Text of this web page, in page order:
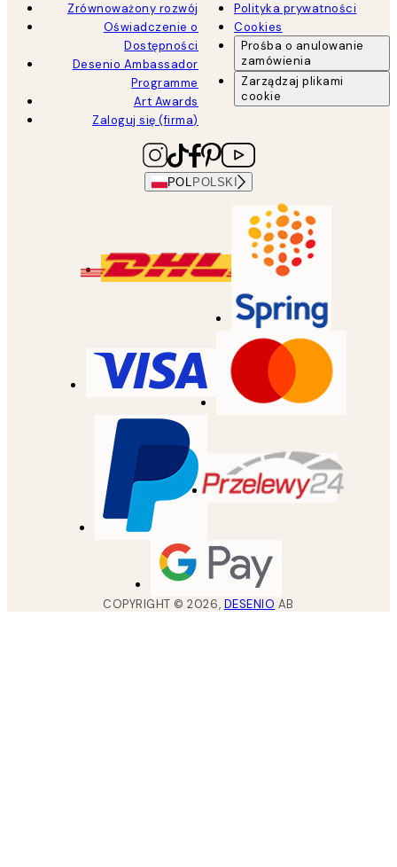
Zrównoważony rozwój
Oświadczenie o
Dostępności
Desenio Ambassador
Programme
Art Awards
Zaloguj się (firma)
Polityka prywatności
Cookies
Prośba o anulowanie
zamówienia
Zarządzaj plikami
cookie
POL POLSKI
COPYRIGHT ©2026, DESENIO AB